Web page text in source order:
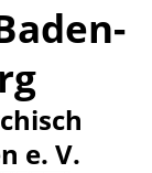
e. V.